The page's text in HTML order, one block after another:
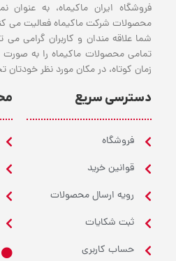
فروشگاه ایران ماکیماه، به عنوان
محصولات شرکت ماکیماه فعالیت می
شما علاقه مندان و کاربران گرامی
تمامی محصولات ماکیماه را به صورت
زمان کوتاه، در مکان مورد نظر خودتان
دسترسی سریع
فروشگاه
قوانین خرید
رویه ارسال محصولات
ثبت شکایات
حساب کاربری